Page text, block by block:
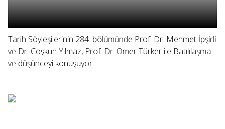
Tarih Söyleşilerinin 284. bölümünde Prof. Dr. Mehmet İpşirli
ve Dr. Coşkun Yılmaz, Prof. Dr. Ömer Türker ile Batılılaşma
ve düşünceyi konuşuyor.